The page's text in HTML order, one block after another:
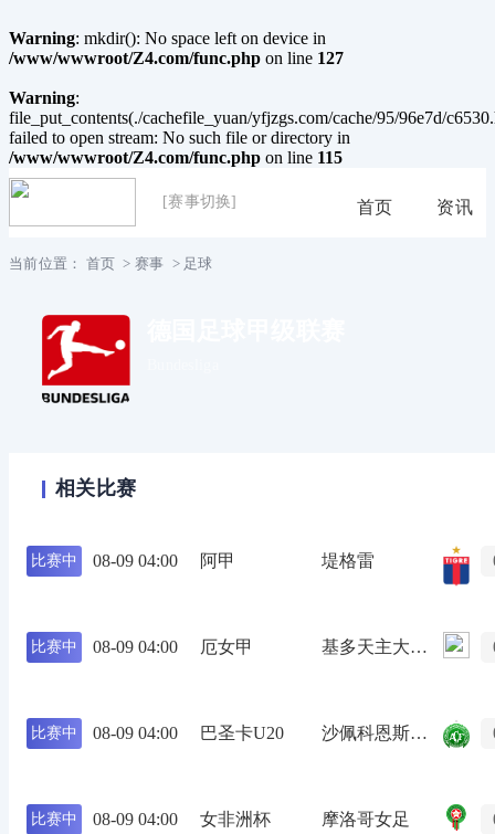
Warning: mkdir(): No space left on device in
/www/wwwroot/Z4.com/func.php on line 127
Warning:
file_put_contents(./cachefile_yuan/yfjzgs.com/cache/95/96e7d/
failed to open stream: No such file or directory in
/www/wwwroot/Z4.com/func.php on line 115
[赛事切换] 首页 资讯
当前位置： 首页 > 赛事 > 足球
相关比赛
比赛中 08-09 04:00 阿甲 堤格雷
比赛中 08-09 04:00 厄女甲 基多天主大学女足
比赛中 08-09 04:00 巴圣卡U20 沙佩科恩斯青年队
比赛中 08-09 04:00 女非洲杯 摩洛哥女足